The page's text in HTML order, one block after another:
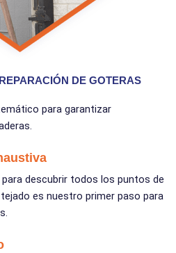
DE GOTERAS
para garantizar
descubrir todos los puntos de
es nuestro primer paso para